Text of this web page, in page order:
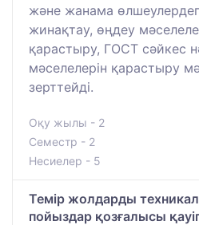
және жанама
жинақтау, өңдеу
қарастыру, ГОСТ сәйкес
мәселелерін қарастыру
зерттейді.
Оқу жылы - 2
Семестр - 2
Несиелер - 5
Темір жолдарды
пойыздар қозғалысы